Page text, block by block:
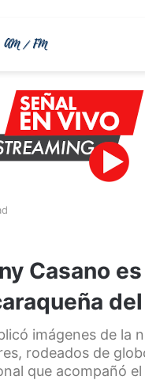
Casano
imágenes de la
rodeados de
que acompañó